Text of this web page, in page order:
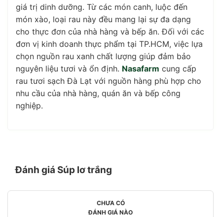
giá trị dinh dưỡng. Từ các món canh, luộc đến
món xào, loại rau này đều mang lại sự đa dạng
cho thực đơn của nhà hàng và bếp ăn. Đối với các
đơn vị kinh doanh thực phẩm tại TP.HCM, việc lựa
chọn nguồn rau xanh chất lượng giúp đảm bảo
nguyên liệu tươi và ổn định. Nasafarm cung cấp
rau tươi sạch Đà Lạt với nguồn hàng phù hợp cho
nhu cầu của nhà hàng, quán ăn và bếp công
nghiệp.
Đánh giá Súp lơ trắng
CHƯA CÓ
ĐÁNH GIÁ NÀO